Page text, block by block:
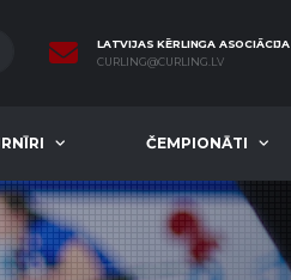
LATVIJAS KĒRLINGA ASOCIĀCIJA
CURLING@CURLING.LV
ČEMPIONĀTI